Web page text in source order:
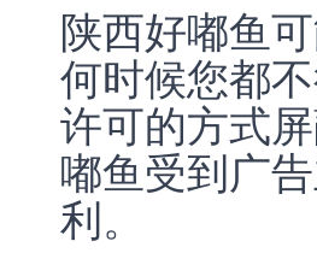
陕西好嘟鱼
何时候您都
许可的方式
嘟鱼受到广
利。